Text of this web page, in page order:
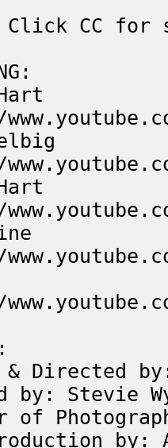
Click CC
Directed
by: Stevie
of
by: